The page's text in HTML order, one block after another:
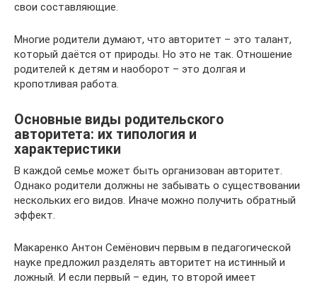
свои составляющие.
Многие родители думают, что авторитет – это талант,
который даётся от природы. Но это не так. Отношение
родителей к детям и наоборот – это долгая и
кропотливая работа.
Основные виды родительского
авторитета: их типология и
характеристики
В каждой семье может быть организован авторитет.
Однако родители должны не забывать о существовании
нескольких его видов. Иначе можно получить обратный
эффект.
Макаренко Антон Семёнович первым в педагогической
науке предложил разделять авторитет на истинный и
ложный. И если первый – един, то второй имеет